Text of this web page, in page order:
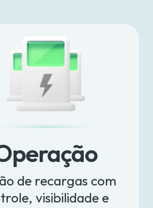
de recargas com
visibilidade e